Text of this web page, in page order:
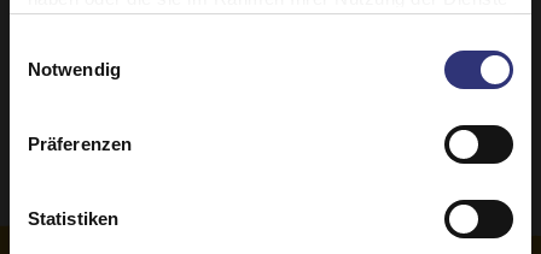
Notwendig
Präferenzen
Statistiken